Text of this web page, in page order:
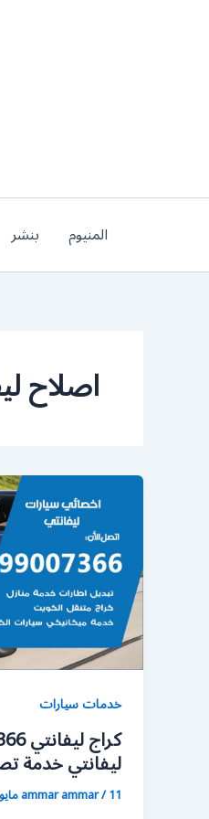
المنيوم بنشر
اصلاح
خدمات سيارات
ليفانتي خدمة
ammar ammar/11 مايو، 2020